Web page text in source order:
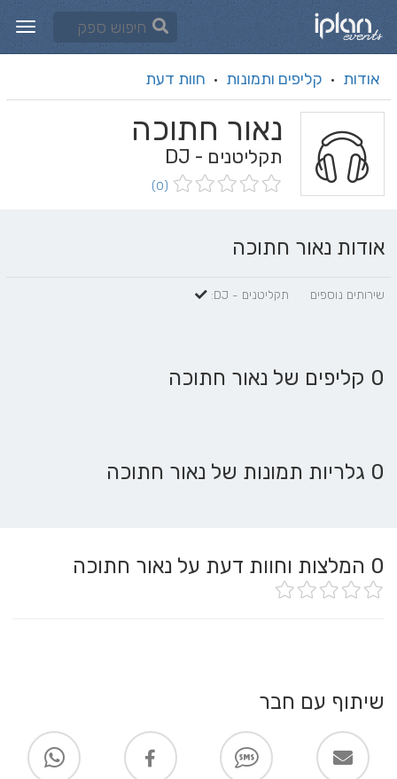
אודות · קליפים ותמונות · חוות דעת
נאור חתוכה
תקליטנים - DJ
(0)
אודות נאור חתוכה
שירותים נוספים תקליטנים - DJ:
0 קליפים של נאור חתוכה
0 גלריות תמונות של נאור חתוכה
0 המלצות וחוות דעת על נאור חתוכה
שיתוף עם חבר